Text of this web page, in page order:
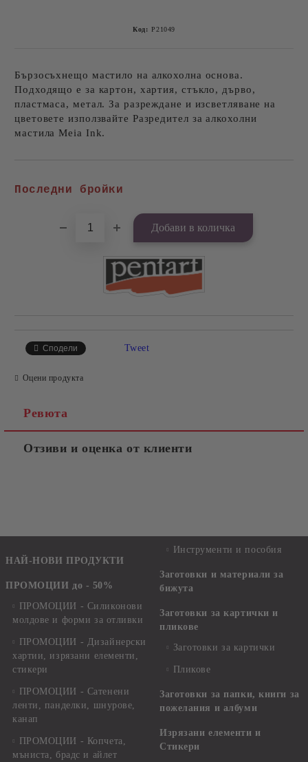
Код: P21049
Бързосъхнещо мастило на алкохолна основа.
Подходящо е за картон, хартия, стъкло, дърво,
пластмаса, метал. За разреждане и изсветляване на
цветовете използвайте Разредител за алкохолни
мастила Meia Ink.
Последни бройки
Сподели Tweet
Оцени продукта
Ревюта
Отзиви и оценка от клиенти
НАЙ-НОВИ ПРОДУКТИ
ПРОМОЦИИ до - 50%
ПРОМОЦИИ - Силиконови
молдове и форми за отливки
ПРОМОЦИИ - Дизайнерски
хартии, изрязани елементи,
стикери
ПРОМОЦИИ - Сатенени
ленти, панделки, шнурове,
канап
ПРОМОЦИИ - Копчета,
мъниста, брадс и айлет
Инструменти и пособия
Заготовки и материали за
бижута
Заготовки за картички и
пликове
Заготовки за картички
Пликове
Заготовки за папки, книги за
пожелания и албуми
Изрязани елементи и
Стикери